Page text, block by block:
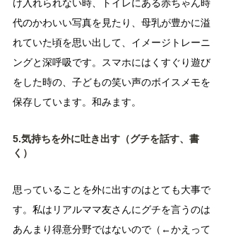
け入れられない時、トイレにある赤ちゃん時
代のかわいい写真を見たり、母乳が豊かに溢
れていた頃を思い出して、イメージトレーニ
ングと深呼吸です。スマホにはくすぐり遊び
をした時の、子どもの笑い声のボイスメモを
保存しています。和みます。
5.気持ちを外に吐き出す（グチを話す、書
く）
思っていることを外に出すのはとても大事で
す。私はリアルママ友さんにグチを言うのは
あんまり得意分野ではないので（←かえって